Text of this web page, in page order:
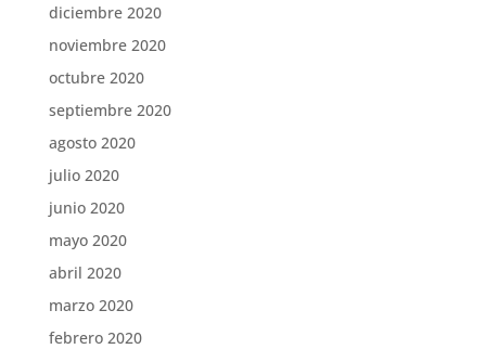
diciembre 2020
noviembre 2020
octubre 2020
septiembre 2020
agosto 2020
julio 2020
junio 2020
mayo 2020
abril 2020
marzo 2020
febrero 2020